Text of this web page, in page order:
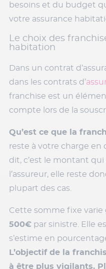
besoins et du budget
votre assurance
Le choix des
habitation
Dans un contrat
dans les contrats d’
franchise est un
compte lors de la
Qu’est ce que la
reste à votre charge en
dit, c’est le montant
l’assureur, elle reste
plupart des cas.
Cette somme fixe
500€ par sinistre. Elle
s’estime en
L’objectif de la
à être plus vigilants.